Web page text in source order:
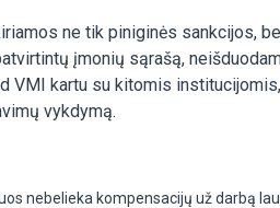
ne tik piniginės sankcijos,
įmonių sąrašą,
kartu su kitomis
vykdymą.
nebelieka kompensacijų už darbą